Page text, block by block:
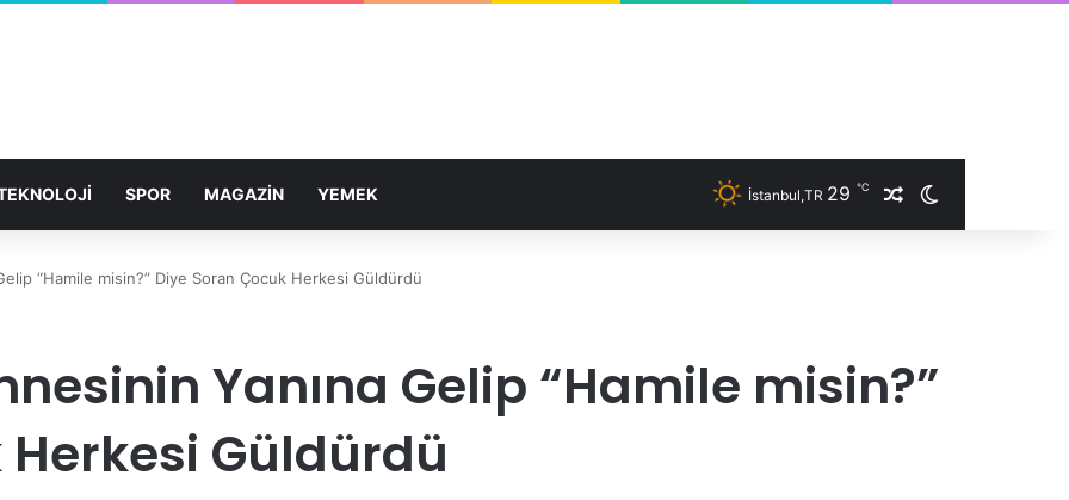
SPOR MAGAZİN YEMEK İstanbul,TR 29 ℃
“Hamile misin?” Diye Soran Çocuk Herkesi Güldürdü
Yanına Gelip “Hamile misin?”
Herkesi Güldürdü